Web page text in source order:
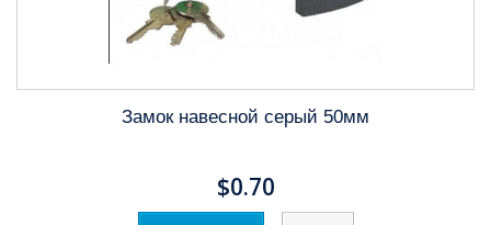
Замок навесной серый 50мм
$0.70